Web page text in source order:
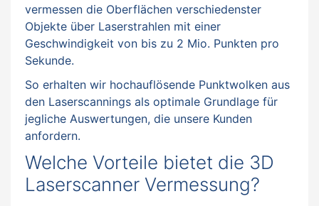
vermessen die Oberflächen verschiedenster
Objekte über Laserstrahlen mit einer
Geschwindigkeit von bis zu 2 Mio. Punkten pro
Sekunde.
So erhalten wir hochauflösende Punktwolken aus
den Laserscannings als optimale Grundlage für
jegliche Auswertungen, die unsere Kunden
anfordern.
Welche Vorteile bietet die 3D
Laserscanner Vermessung?